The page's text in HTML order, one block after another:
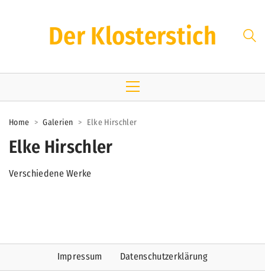
Der Klosterstich
Home > Galerien > Elke Hirschler
Elke Hirschler
Verschiedene Werke
Impressum Datenschutzerklärung